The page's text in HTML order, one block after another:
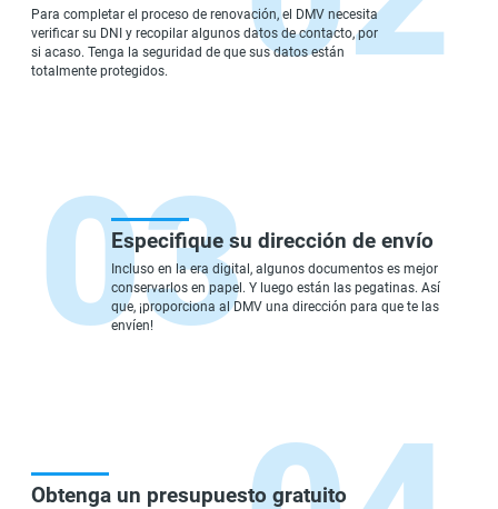
Para completar el proceso de renovación, el DMV necesita
verificar su DNI y recopilar algunos datos de contacto, por
si acaso. Tenga la seguridad de que sus datos están
totalmente protegidos.
Especifique su dirección de envío
Incluso en la era digital, algunos documentos es mejor
conservarlos en papel. Y luego están las pegatinas. Así
que, ¡proporciona al DMV una dirección para que te las
envíen!
Obtenga un presupuesto gratuito